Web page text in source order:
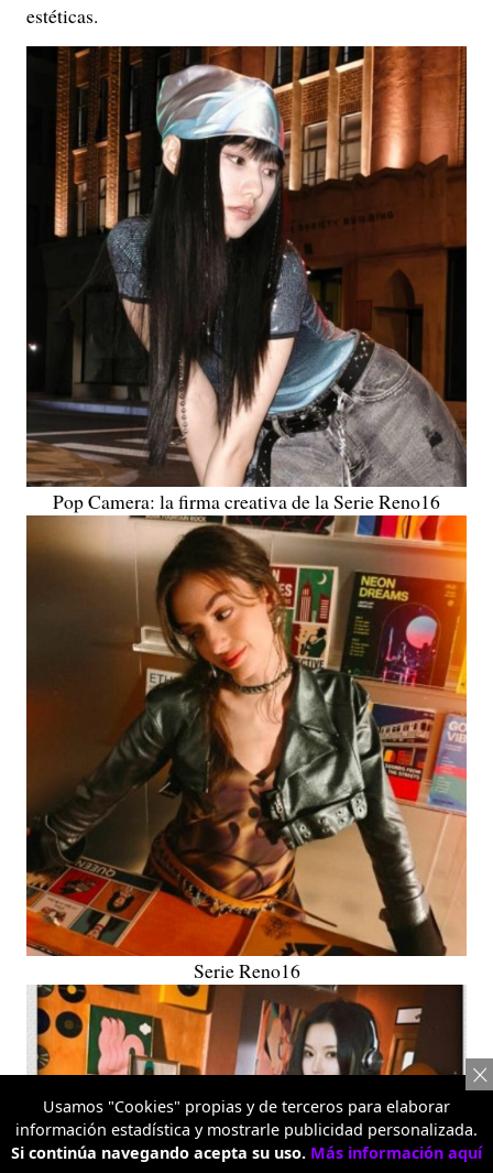
estéticas.
Pop Camera: la firma creativa de la Serie Reno16
Serie Reno16
Usamos "Cookies" propias y de terceros para elaborar
información estadística y mostrarle publicidad personalizada.
Si continúa navegando acepta su uso. Más información aquí